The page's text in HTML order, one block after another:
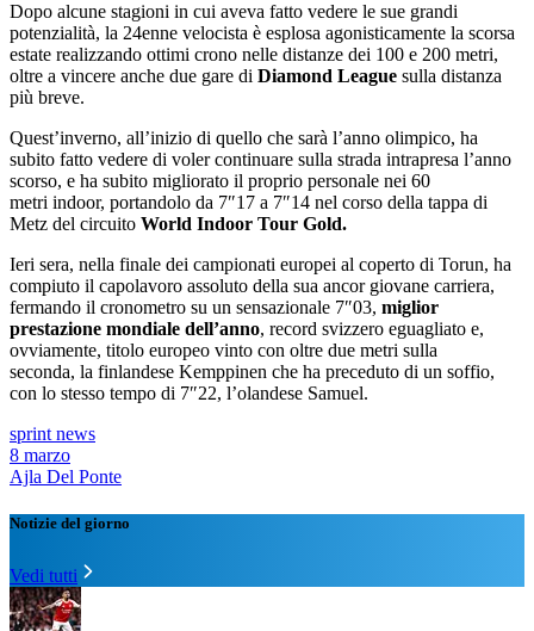
Dopo alcune stagioni in cui aveva fatto vedere le sue grandi
potenzialità, la 24enne velocista è esplosa agonisticamente la scorsa
estate realizzando ottimi crono nelle distanze dei 100 e 200 metri,
oltre a vincere anche due gare di Diamond League sulla distanza
più breve.
Quest’inverno, all’inizio di quello che sarà l’anno olimpico, ha
subito fatto vedere di voler continuare sulla strada intrapresa l’anno
scorso, e ha subito migliorato il proprio personale nei 60
metri indoor, portandolo da 7″17 a 7″14 nel corso della tappa di
Metz del circuito World Indoor Tour Gold.
Ieri sera, nella finale dei campionati europei al coperto di Torun, ha
compiuto il capolavoro assoluto della sua ancor giovane carriera,
fermando il cronometro su un sensazionale 7″03, miglior
prestazione mondiale dell’anno, record svizzero eguagliato e,
ovviamente, titolo europeo vinto con oltre due metri sulla
seconda, la finlandese Kemppinen che ha preceduto di un soffio,
con lo stesso tempo di 7″22, l’olandese Samuel.
sprint news
8 marzo
Ajla Del Ponte
Notizie del giorno
Vedi tutti